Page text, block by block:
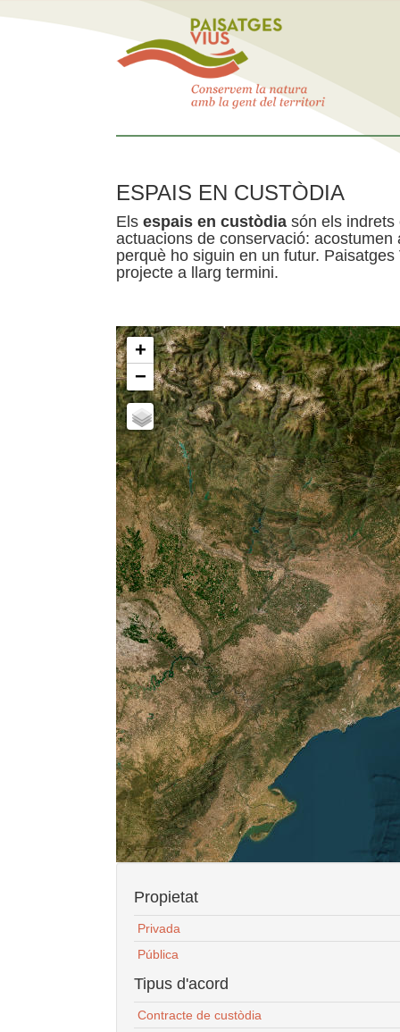
ESPAIS EN CUSTÒDIA
Els espais en custòdia són els indrets
actuacions de conservació:
perquè ho siguin en un futur.
projecte a llarg termini.
+
−
Propietat
Privada
Pública
Tipus d'acord
Contracte de custòdia